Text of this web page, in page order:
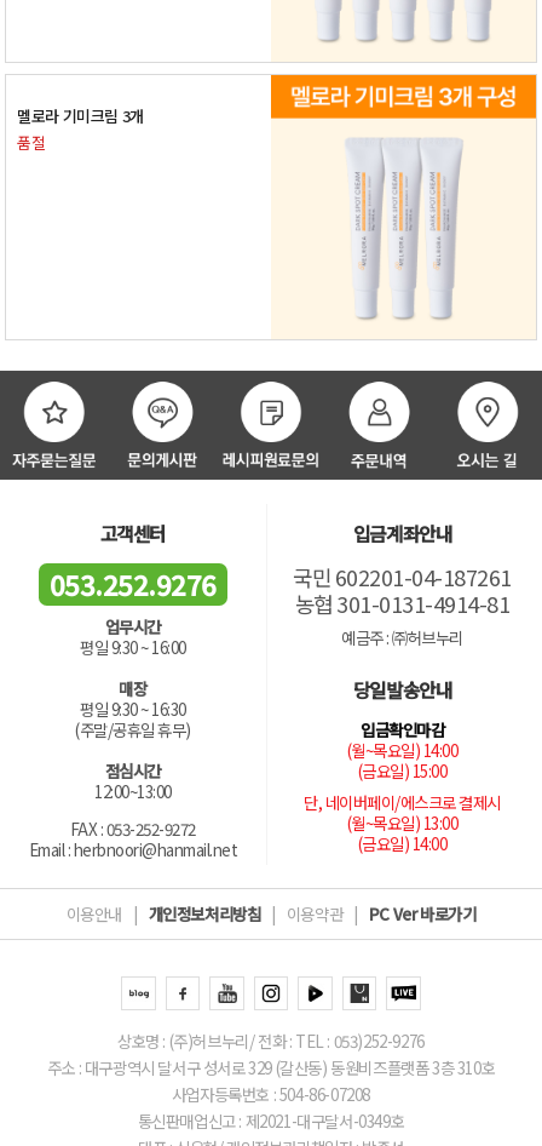
멜로라 기미크림 3개
품절
고객센터
053.252.9276
업무시간
평일 9:30 ~ 16:00
매장
평일 9:30 ~ 16:30
(주말/공휴일 휴무)
점심시간
12:00~13:00
FAX : 053-252-9272
Email : herbnoori@hanmail.net
입금계좌안내
국민 602201-04-187261
농협 301-0131-4914-81
예금주 : ㈜허브누리
당일발송안내
입금확인마감
(월~목요일) 14:00
(금요일) 15:00
단, 네이버페이/에스크로 결제시
(월~목요일) 13:00
(금요일) 14:00
이용안내 | 개인정보처리방침 | 이용약관 | PC Ver 바로가기
상호명 : (주)허브누리/ 전화 : TEL : 053)252-9276
주소 : 대구광역시 달서구 성서로 329 (갈산동) 동원비즈플랫폼 3층 310호
사업자등록번호 : 504-86-07208
통신판매업신고 : 제2021-대구달서-0349호